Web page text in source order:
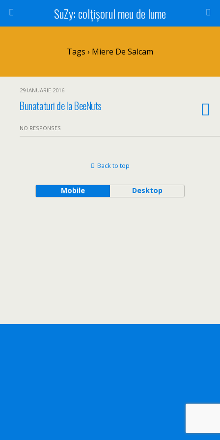
SuZy: colţişorul meu de lume
Tags › Miere De Salcam
29 IANUARIE 2016
Bunataturi de la BeeNuts
NO RESPONSES
Back to top
Mobile Desktop